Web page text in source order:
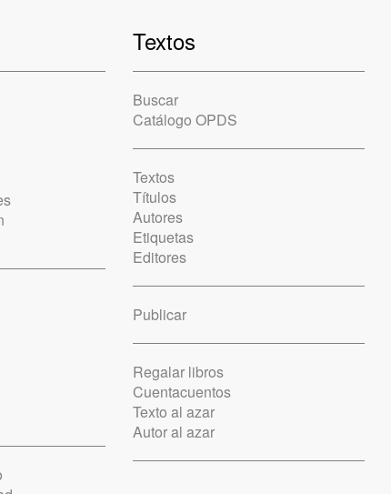
Textos
Buscar
Catálogo OPDS
Textos
Títulos
Autores
Etiquetas
Editores
Publicar
Regalar libros
Cuentacuentos
Texto al azar
Autor al azar